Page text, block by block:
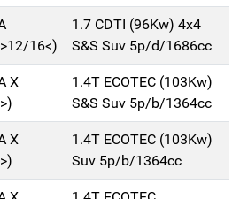
16<)
1.7 CDTI (96Kw) 4x4
S&S Suv 5p/d/1686cc
X
1.4T ECOTEC (103Kw)
S&S Suv 5p/b/1364cc
X
1.4T ECOTEC (103Kw)
Suv 5p/b/1364cc